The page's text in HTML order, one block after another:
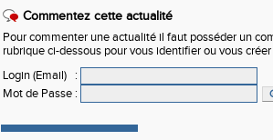
Commentez cette actualité
Pour commenter une actualité il faut posséder un
rubrique ci-dessous pour vous identifier ou vous
Login (Email)
:
Mot de Passe :